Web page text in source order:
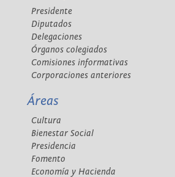
Presidente
Diputados
Delegaciones
Órganos colegiados
Comisiones informativas
Corporaciones anteriores
Áreas
Cultura
Bienestar Social
Presidencia
Fomento
Economía y Hacienda